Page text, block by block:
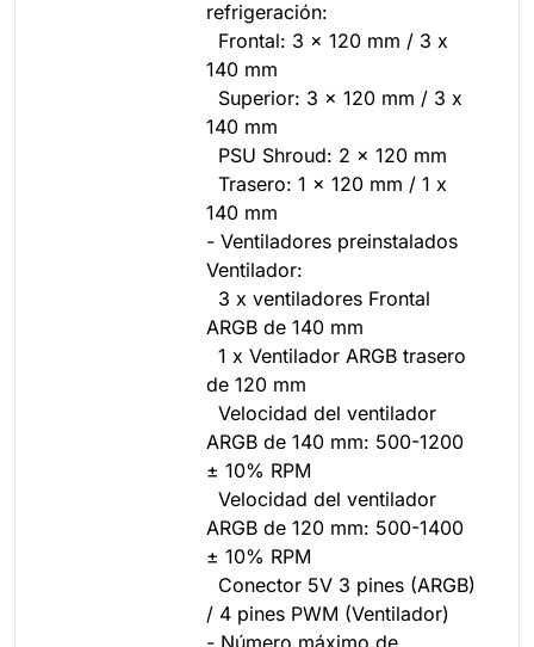
refrigeración:
Frontal: 3 x 120 mm / 3 x
140 mm
Superior: 3 x 120 mm / 3 x
140 mm
PSU Shroud: 2 x 120 mm
Trasero: 1 x 120 mm / 1 x
140 mm
- Ventiladores preinstalados
Ventilador:
3 x ventiladores Frontal
ARGB de 140 mm
1 x Ventilador ARGB trasero
de 120 mm
Velocidad del ventilador
ARGB de 140 mm: 500-1200
± 10% RPM
Velocidad del ventilador
ARGB de 120 mm: 500-1400
± 10% RPM
Conector 5V 3 pines (ARGB)
/ 4 pines PWM (Ventilador)
- Número máximo de